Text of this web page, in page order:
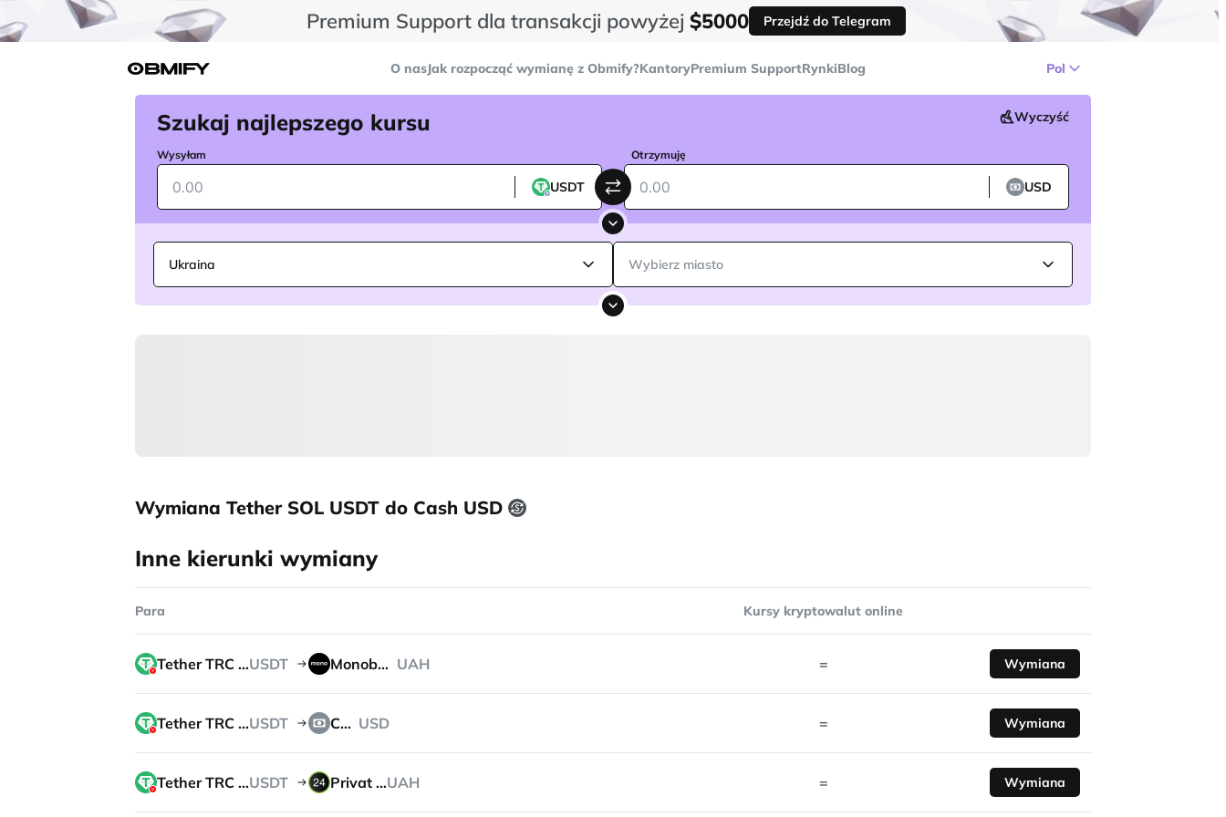
Premium Support dla transakcji powyżej $5000 Przejdź do Telegram
O nasJak rozpocząć wymianę z Obmify?KantoryPremium SupportRynkiBlog Pol
Szukaj najlepszego kursu Wyczyść
Wysyłam
USDT
Otrzymuję
USD
Ukraina Wybierz miasto
Wymiana Tether SOL USDT do Cash USD
Inne kierunki wymiany
Para Kursy kryptowalut online
Tether TRC 20USDT Monobank UAH = Wymiana
Tether TRC 20USDT Cash USD = Wymiana
Tether TRC 20USDT Privat 24UAH = Wymiana